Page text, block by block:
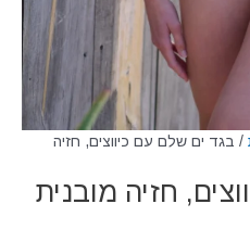
/ בגד ים שלם עם כיווצים, חזיה
חזיה מובנית